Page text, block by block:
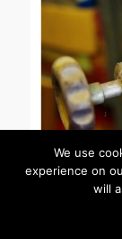
We use
experience on
will